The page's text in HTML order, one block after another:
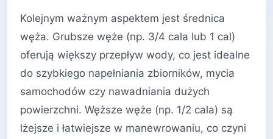
Kolejnym ważnym aspektem jest średnica
węża. Grubsze węże (np. 3/4 cala lub 1 cal)
oferują większy przepływ wody, co jest idealne
do szybkiego napełniania zbiorników, mycia
samochodów czy nawadniania dużych
powierzchni. Węższe węże (np. 1/2 cala) są
lżejsze i łatwiejsze w manewrowaniu, co czyni